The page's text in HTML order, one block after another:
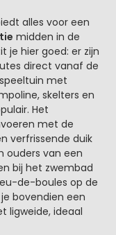
alles voor een
midden in de
je hier goed: er zijn
direct vanaf de
met
skelters en
Het
met de
verfrissende duik
ouders van een
bij het zwembad
de-boules op de
bovendien een
ligweide, ideaal